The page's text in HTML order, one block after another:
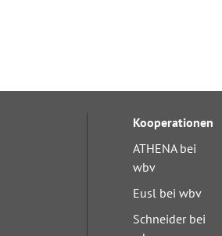
Kooperationen
ATHENA bei
wbv
Eusl bei wbv
Schneider bei